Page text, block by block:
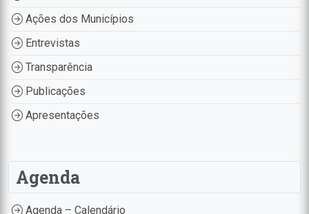
Ações dos Municípios
Entrevistas
Transparência
Publicações
Apresentações
Agenda
Agenda – Calendário